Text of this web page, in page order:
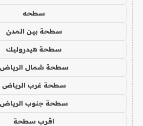
سطحه
سطحة بين المدن
سطحة هيدروليك
سطحة شمال الرياض
سطحة غرب الرياض
سطحة جنوب الرياض
اقرب سطحة